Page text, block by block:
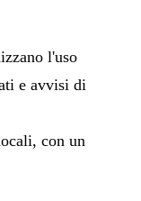
l'uso
e avvisi di
con un